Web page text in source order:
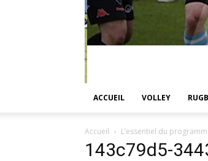
ACCUEIL VOLLEY
Accueil L’essentiel du
143c79d5-